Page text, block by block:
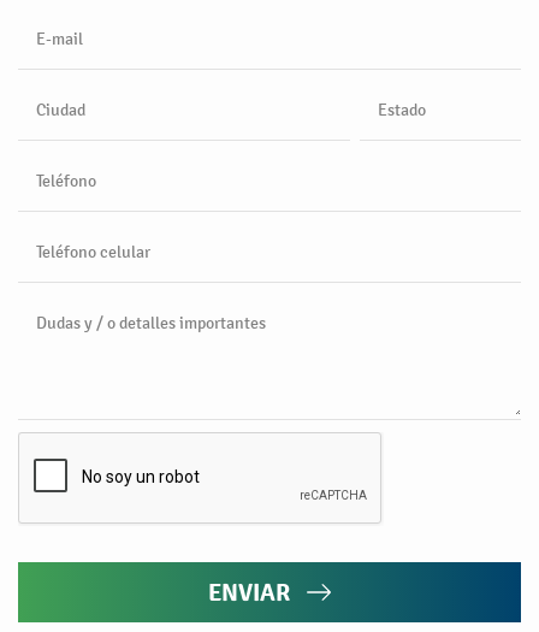
E-mail
Ciudad Estado
Teléfono
Teléfono celular
Dudas y / o detalles importantes
ENVIAR